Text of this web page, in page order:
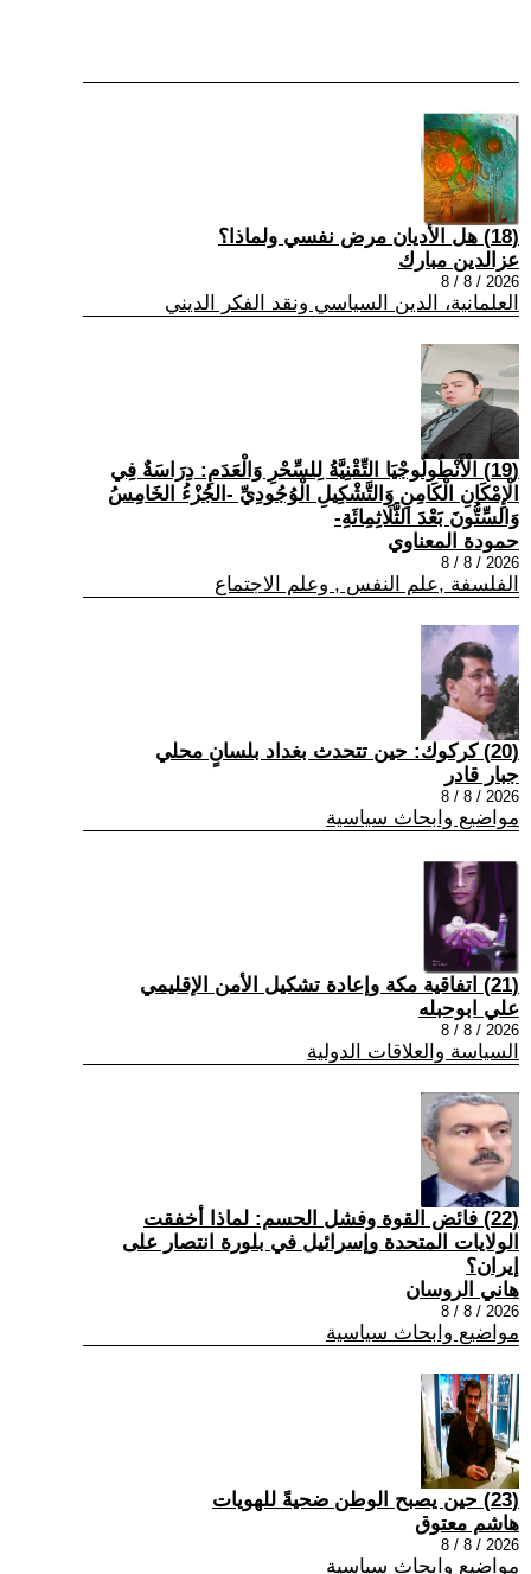
(18) هل الأديان مرض نفسي ولماذا؟
عزالدين مبارك
2026 / 8 / 8
العلمانية، الدين السياسي ونقد الفكر الديني
(19) الْأَنْطُولُوجْيَا التِّقْنِيَّةُ لِلسِّحْرِ وَالْعَدَمِ: دِرَاسَةٌ فِي
الْإِمْكَانِ الْكَامِنِ وَالتَّشْكِيلِ الْوُجُودِيِّ -الجُزْءُ الخَامِسُ
وَالسِّتُّونَ بَعْدَ الثَّلَاثِمِائَةِ-
حمودة المعناوي
2026 / 8 / 8
الفلسفة ,علم النفس , وعلم الاجتماع
(20) كركوك: حين تتحدث بغداد بلسانٍ محلي
جبار قادر
2026 / 8 / 8
مواضيع وابحاث سياسية
(21) اتفاقية مكة وإعادة تشكيل الأمن الإقليمي
علي ابوحبله
2026 / 8 / 8
السياسة والعلاقات الدولية
(22) فائض القوة وفشل الحسم: لماذا أخفقت
الولايات المتحدة وإسرائيل في بلورة انتصار على
إيران؟
هاني الروسان
2026 / 8 / 8
مواضيع وابحاث سياسية
(23) حين يصبح الوطن ضحيةً للهويات
هاشم معتوق
2026 / 8 / 8
مواضيع وابحاث سياسية